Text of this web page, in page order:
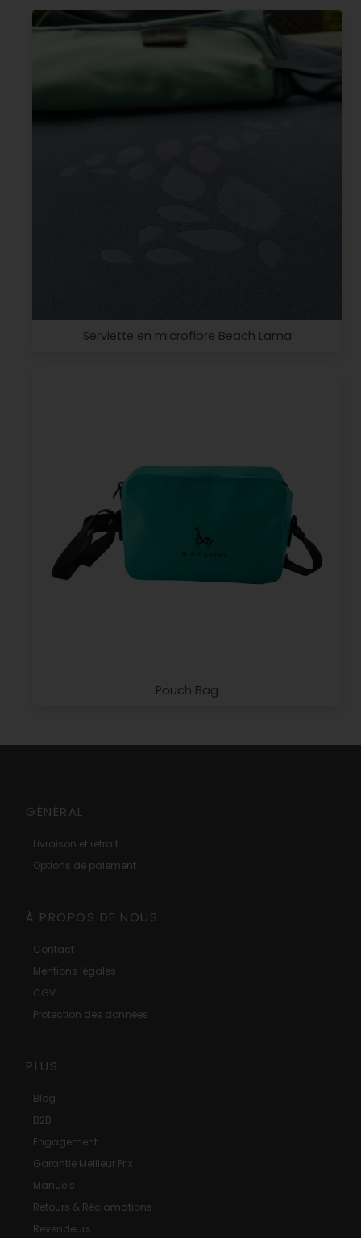
Serviette en microfibre Beach Lama
Pouch Bag
GÉNÉRAL
Livraison et retrait
Options de paiement
À PROPOS DE NOUS
Contact
Mentions légales
CGV
Protection des données
PLUS
Blog
B2B
Engagement
Garantie Meilleur Prix
Manuels
Retours & Réclamations
Revendeurs